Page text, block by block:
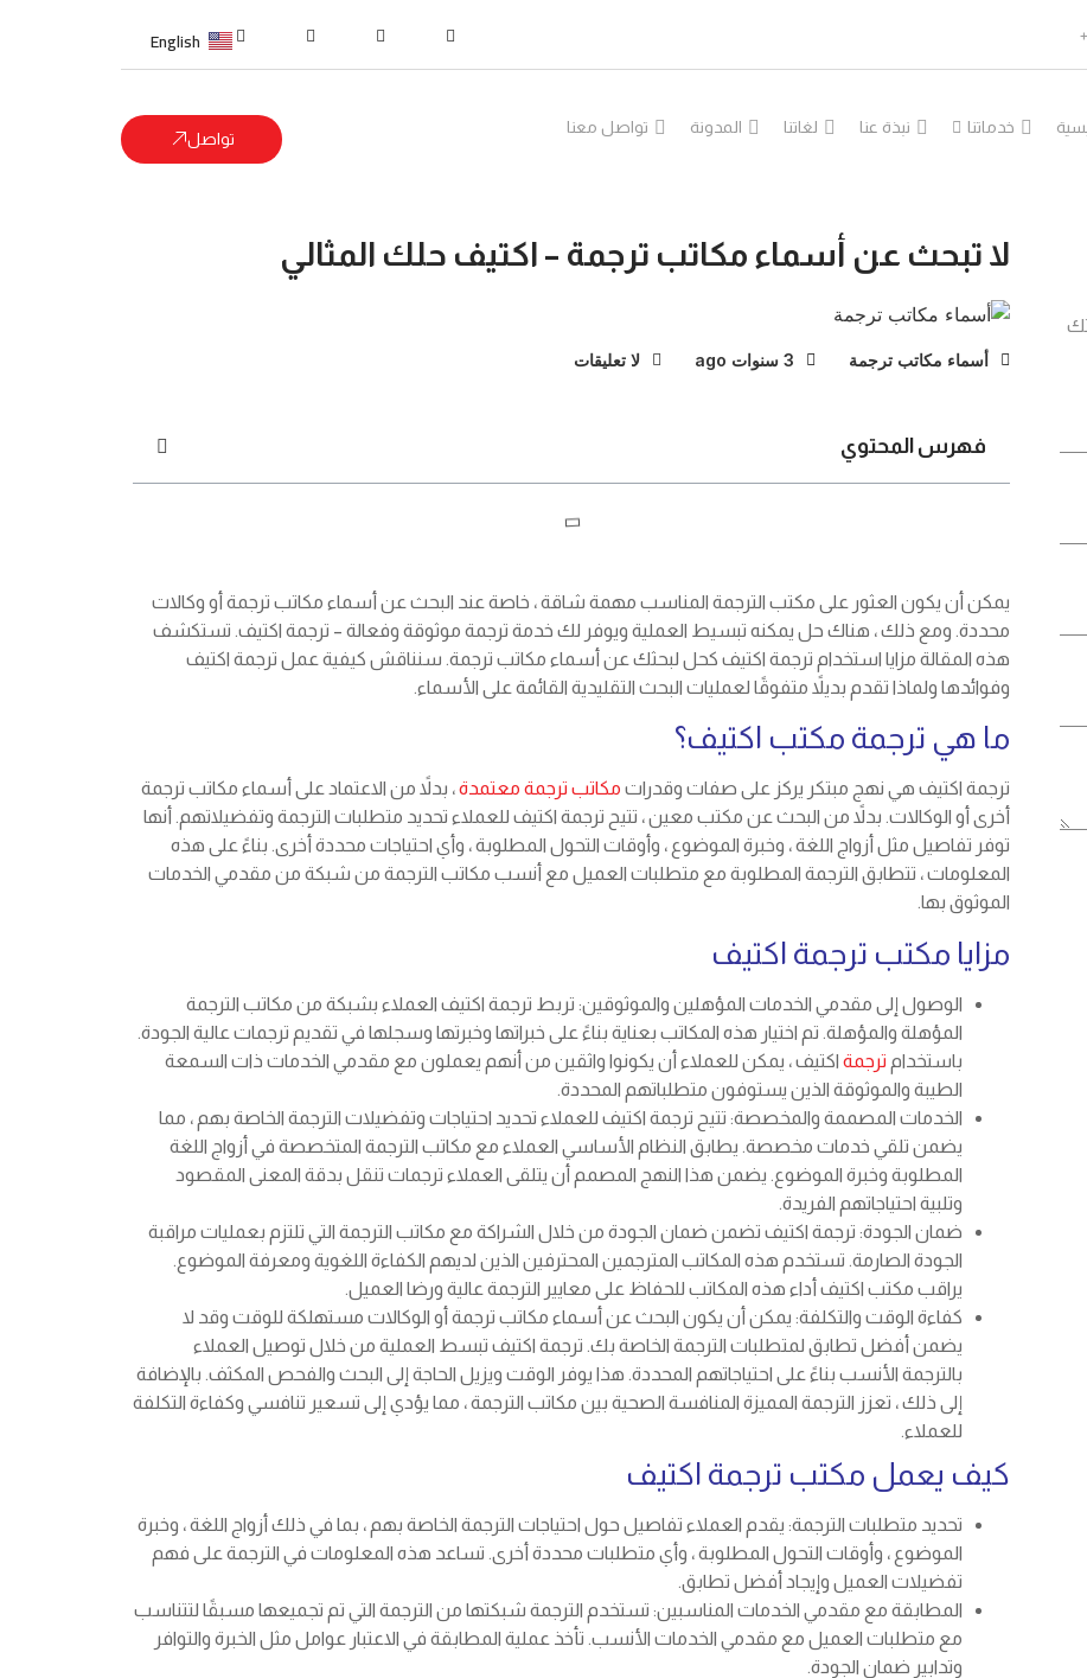
English
خدماتنا نبذة عنا لغاتنا المدونة تواصل معنا
تواصل
لا تبحث عن أسماء مكاتب ترجمة – اكتيف حلك المثالي
أسماء مكاتب ترجمة 3 سنوات ago لا تعليقات
فهرس المحتوي
يمكن أن يكون العثور على مكتب الترجمة المناسب مهمة شاقة ، خاصة عند البحث عن أسماء مكاتب ترجمة أو وكالات
محددة. ومع ذلك ، هناك حل يمكنه تبسيط العملية ويوفر لك خدمة ترجمة موثوقة وفعالة – ترجمة اكتيف. تستكشف
هذه المقالة مزايا استخدام ترجمة اكتيف كحل لبحثك عن أسماء مكاتب ترجمة. سنناقش كيفية عمل ترجمة اكتيف
وفوائدها ولماذا تقدم بديلاً متفوقًا لعمليات البحث التقليدية القائمة على الأسماء.
ما هي ترجمة مكتب اكتيف؟
ترجمة اكتيف هي نهج مبتكر يركز على صفات وقدراتمكاتب ترجمة معتمدة، بدلاً من الاعتماد على أسماء مكاتب ترجمة
أخرى أو الوكالات. بدلاً من البحث عن مكتب معين ، تتيح ترجمة اكتيف للعملاء تحديد متطلبات الترجمة وتفضيلاتهم. أنها
توفر تفاصيل مثل أزواج اللغة ، وخبرة الموضوع ، وأوقات التحول المطلوبة ، وأي احتياجات محددة أخرى. بناءً على هذه
المعلومات ، تتطابق الترجمة المطلوبة مع متطلبات العميل مع أنسب مكاتب الترجمة من شبكة من مقدمي الخدمات
الموثوق بها.
مزايا مكتب ترجمة اكتيف
الوصول إلى مقدمي الخدمات المؤهلين والموثوقين: تربط ترجمة اكتيف العملاء بشبكة من مكاتب الترجمة
المؤهلة والمؤهلة. تم اختيار هذه المكاتب بعناية بناءً على خبراتها وخبرتها وسجلها في تقديم ترجمات عالية الجودة.
باستخدام ترجمةاكتيف ، يمكن للعملاء أن يكونوا واثقين من أنهم يعملون مع مقدمي الخدمات ذات السمعة
الطيبة والموثوقة الذين يستوفون متطلباتهم المحددة.
الخدمات المصممة والمخصصة: تتيح ترجمة اكتيف للعملاء تحديد احتياجات وتفضيلات الترجمة الخاصة بهم ، مما
يضمن تلقي خدمات مخصصة. يطابق النظام الأساسي العملاء مع مكاتب الترجمة المتخصصة في أزواج اللغة
المطلوبة وخبرة الموضوع. يضمن هذا النهج المصمم أن يتلقى العملاء ترجمات تنقل بدقة المعنى المقصود
وتلبية احتياجاتهم الفريدة.
ضمان الجودة: ترجمة اكتيف تضمن ضمان الجودة من خلال الشراكة مع مكاتب الترجمة التي تلتزم بعمليات مراقبة
الجودة الصارمة. تستخدم هذه المكاتب المترجمين المحترفين الذين لديهم الكفاءة اللغوية ومعرفة الموضوع.
يراقب مكتب اكتيف أداء هذه المكاتب للحفاظ على معايير الترجمة عالية ورضا العميل.
كفاءة الوقت والتكلفة: يمكن أن يكون البحث عن أسماء مكاتب ترجمة أو الوكالات مستهلكة للوقت وقد لا
يضمن أفضل تطابق لمتطلبات الترجمة الخاصة بك. ترجمة اكتيف تبسط العملية من خلال توصيل العملاء
بالترجمة الأنسب بناءً على احتياجاتهم المحددة. هذا يوفر الوقت ويزيل الحاجة إلى البحث والفحص المكثف. بالإضافة
إلى ذلك ، تعزز الترجمة المميزة المنافسة الصحية بين مكاتب الترجمة ، مما يؤدي إلى تسعير تنافسي وكفاءة التكلفة
للعملاء.
كيف يعمل مكتب ترجمة اكتيف
تحديد متطلبات الترجمة: يقدم العملاء تفاصيل حول احتياجات الترجمة الخاصة بهم ، بما في ذلك أزواج اللغة ، وخبرة
الموضوع ، وأوقات التحول المطلوبة ، وأي متطلبات محددة أخرى. تساعد هذه المعلومات في الترجمة على فهم
تفضيلات العميل وإيجاد أفضل تطابق.
المطابقة مع مقدمي الخدمات المناسبين: تستخدم الترجمة شبكتها من الترجمة التي تم تجميعها مسبقًا لتتناسب
مع متطلبات العميل مع مقدمي الخدمات الأنسب. تأخذ عملية المطابقة في الاعتبار عوامل مثل الخبرة والتوافر
وتدابير ضمان الجودة.